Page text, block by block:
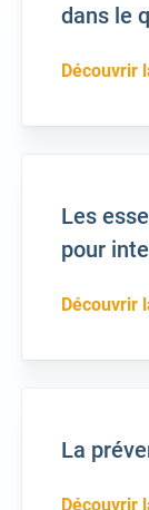
dans le
Découvrir
Les
pour
Découvrir
La
Découvrir